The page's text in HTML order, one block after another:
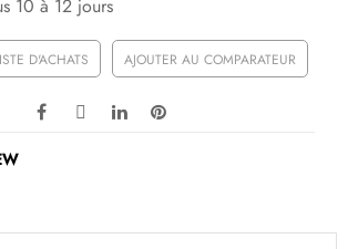
10 à 12 jours
D'ACHATS AJOUTER AU COMPARATEUR